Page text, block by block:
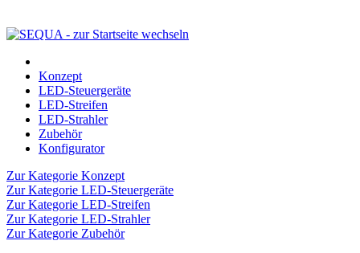
Konzept
LED-Steuergeräte
LED-Streifen
LED-Strahler
Zubehör
Konfigurator
Zur Kategorie Konzept
Zur Kategorie LED-Steuergeräte
Zur Kategorie LED-Streifen
Zur Kategorie LED-Strahler
Zur Kategorie Zubehör